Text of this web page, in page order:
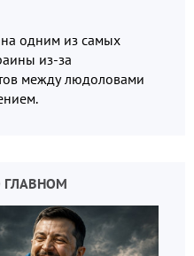
одним из самых
из-за
между людоловами